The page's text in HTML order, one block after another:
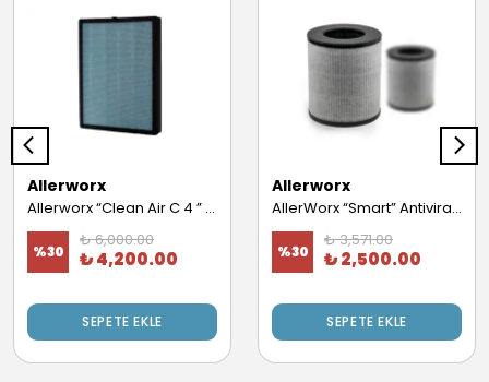
Allerworx
Allerworx “Clean Air C 4 ” Hava Temizleme Cihazı “Yedek Filtre” (40m2)
%30
₺ 6,000.00
₺ 4,200.00
SEPETE EKLE
Allerworx
AllerWorx “Smart” Antiviral Hava Temizleme Cihazı “Yedek Filtre” (20m2)
%30
₺ 3,571.00
₺ 2,500.00
SEPETE EKLE